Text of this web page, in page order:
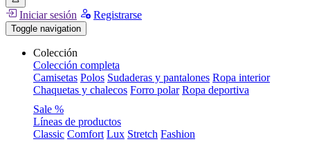
Iniciar sesión Registrarse
Toggle navigation
Colección
Colección completa
Camisetas Polos Sudaderas y pantalones Ropa interior
Chaquetas y chalecos Forro polar Ropa deportiva
Sale %
Líneas de productos
Classic Comfort Lux Stretch Fashion